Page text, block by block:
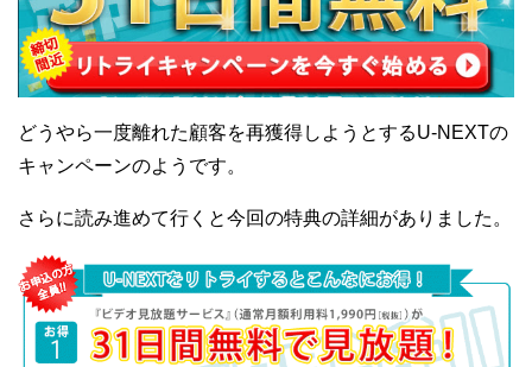
どうやら一度離れた顧客を再獲得しようとするU-NEXTの
キャンペーンのようです。
さらに読み進めて行くと今回の特典の詳細がありました。